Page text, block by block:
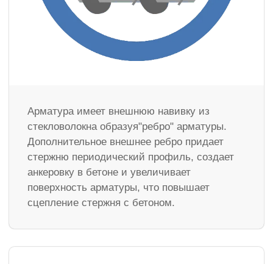
Арматура имеет внешнюю навивку из
стекловолокна образуя"ребро" арматуры.
Дополнительное внешнее ребро придает
стержню периодический профиль, создает
анкеровку в бетоне и увеличивает
поверхность арматуры, что повышает
сцепление стержня с бетоном.